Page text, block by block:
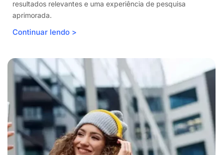
resultados relevantes e uma experiência de pesquisa
aprimorada.
Continuar lendo >